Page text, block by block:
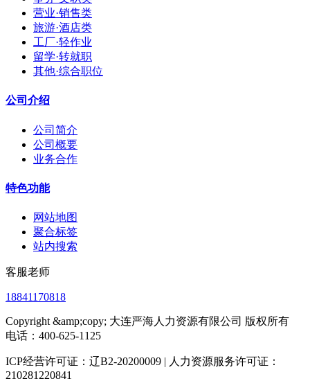
营业·销售类
旅游·酒店类
工厂·轻作业
留学·转就职
其他·综合职位
公司介绍
公司简介
公司概要
业务合作
特色功能
网站地图
聚合标签
站内搜索
客服老师
18841170818
Copyright &amp;copy; 大连严海人力资源有限公司 版权所有
电话：400-625-1125
ICP经营许可证：辽B2-20200009 | 人力资源服务许可证：
210281220841